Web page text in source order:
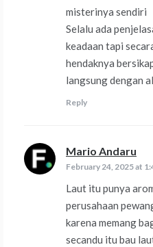
misterinya sendiri
Selalu ada
keadaan tapi
hendaknya
langsung dengan
Reply
Mario Andaru
February 24, 2025 at
Laut itu punya
perusahaan
karena memang
secandu itu bau